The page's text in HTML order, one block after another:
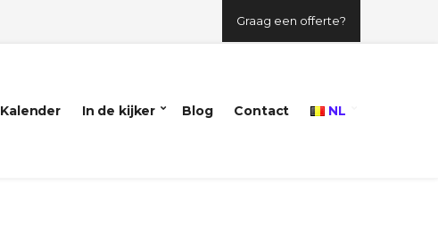
Graag een offerte?
Kalender In de kijker Blog Contact NL